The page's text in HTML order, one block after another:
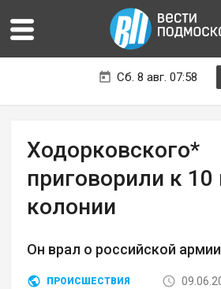
Сб. 8 авг. 07:58
Ходорковского*
приговорили к 10
колонии
Он врал о российской армии
ПРОИСШЕСТВИЯ